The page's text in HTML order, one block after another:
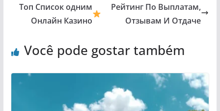
Топ Список одним
Онлайн Казино
Рейтинг По Выплатам,
Отзывам И Отдаче
Você pode gostar também